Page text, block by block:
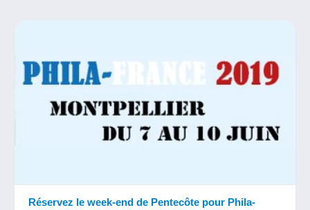
Réservez le week-end de Pentecôte pour Phila-